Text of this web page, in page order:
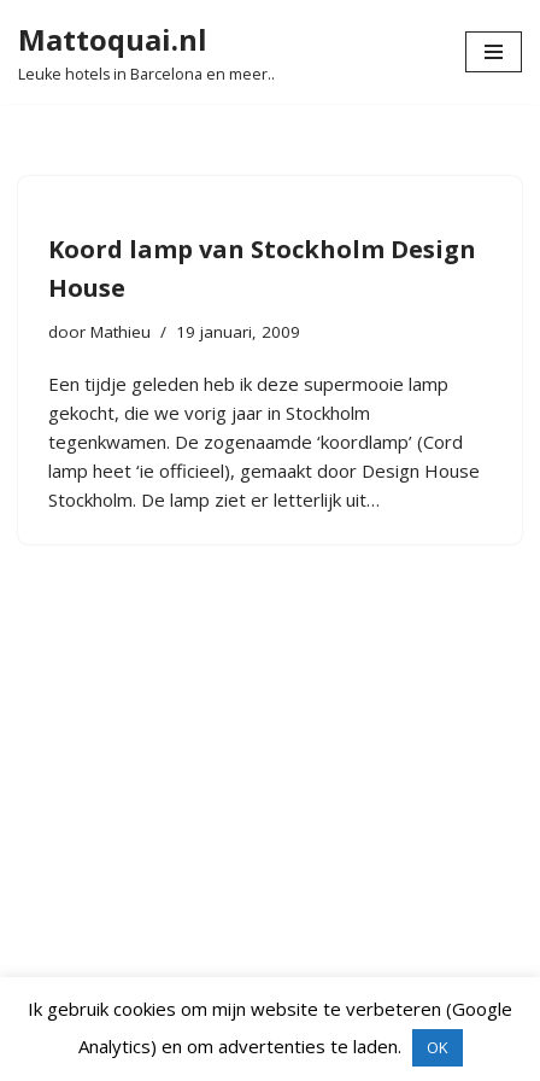
Ga
Mattoquai.nl
Leuke hotels in Barcelona en meer..
Koord lamp van Stockholm Design
House
door Mathieu 19 januari, 2009
Een tijdje geleden heb ik deze supermooie lamp
gekocht, die we vorig jaar in Stockholm
tegenkwamen. De zogenaamde ‘koordlamp’ (Cord
lamp heet ‘ie officieel), gemaakt door Design House
Stockholm. De lamp ziet er letterlijk uit…
Neve| Mogelijk gemaakt door WordPress
Ik gebruik cookies om mijn website te verbeteren (Google
Analytics) en om advertenties te laden.
OK